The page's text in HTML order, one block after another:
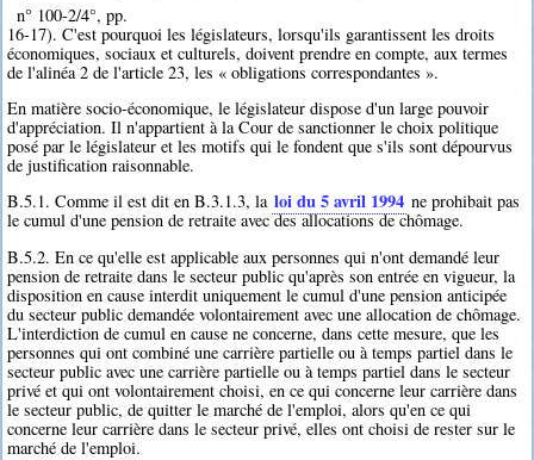
n° 100-2/4°, pp.
16-17). C'est pourquoi les législateurs, lorsqu'ils garantissent les droits
économiques, sociaux et culturels, doivent prendre en compte, aux termes
de l'alinéa 2 de l'article 23, les « obligations correspondantes ».
En matière socio-économique, le législateur dispose d'un large pouvoir
d'appréciation. Il n'appartient à la Cour de sanctionner le choix politique
posé par le législateur et les motifs qui le fondent que s'ils sont dépourvus
de justification raisonnable.
B.5.1. Comme il est dit en B.3.1.3, la loi du 5 avril 1994 ne prohibait pas
le cumul d'une pension de retraite avec des allocations de chômage.
B.5.2. En ce qu'elle est applicable aux personnes qui n'ont demandé leur
pension de retraite dans le secteur public qu'après son entrée en vigueur, la
disposition en cause interdit uniquement le cumul d'une pension anticipée
du secteur public demandée volontairement avec une allocation de chômage.
L'interdiction de cumul en cause ne concerne, dans cette mesure, que les
personnes qui ont combiné une carrière partielle ou à temps partiel dans le
secteur public avec une carrière partielle ou à temps partiel dans le secteur
privé et qui ont volontairement choisi, en ce qui concerne leur carrière dans
le secteur public, de quitter le marché de l'emploi, alors qu'en ce qui
concerne leur carrière dans le secteur privé, elles ont choisi de rester sur le
marché de l'emploi.